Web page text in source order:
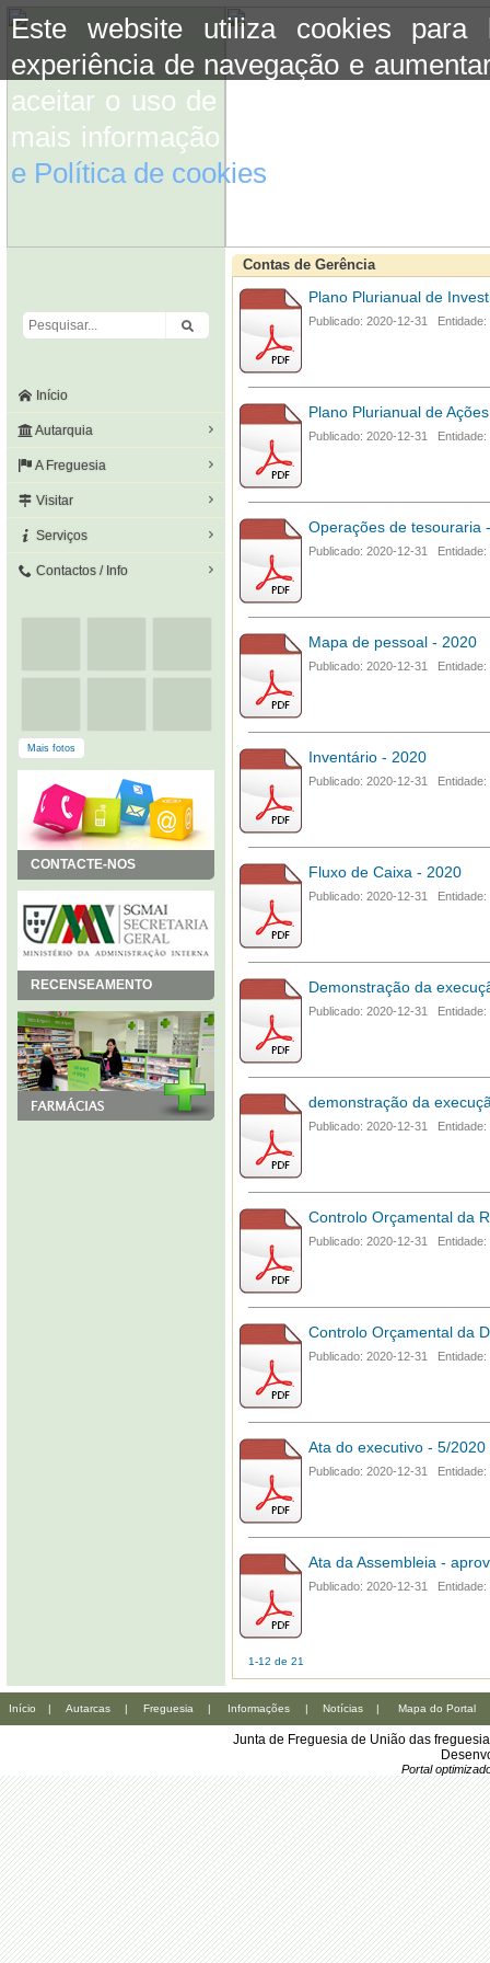
Este website utiliza cookies para
experiência de navegação e
aceitar o uso de cookies basta
mais informação consulte a
e Política de cookies
Início
Autarquia
A Freguesia
Visitar
Serviços
Contactos / Info
Mais fotos
CONTACTE-NOS
RECENSEAMENTO
Contas de Gerência
Plano Plurianual de
Publicado: 2020-12-31
Plano Plurianual de
Publicado: 2020-12-31
Operações de tesouraria
Publicado: 2020-12-31
Mapa de pessoal - 2020
Publicado: 2020-12-31
Inventário - 2020
Publicado: 2020-12-31
Fluxo de Caixa - 2020
Publicado: 2020-12-31
Demonstração da
Publicado: 2020-12-31
demonstração da
Publicado: 2020-12-31
Controlo Orçamental da
Publicado: 2020-12-31
Controlo Orçamental da
Publicado: 2020-12-31
Ata do executivo - 5/2020
Publicado: 2020-12-31
Ata da Assembleia -
Publicado: 2020-12-31
1-12 de 21
Início | Autarcas | Freguesia | Informações | Notícias | Mapa do Portal
Junta de Freguesia de União das
Portal